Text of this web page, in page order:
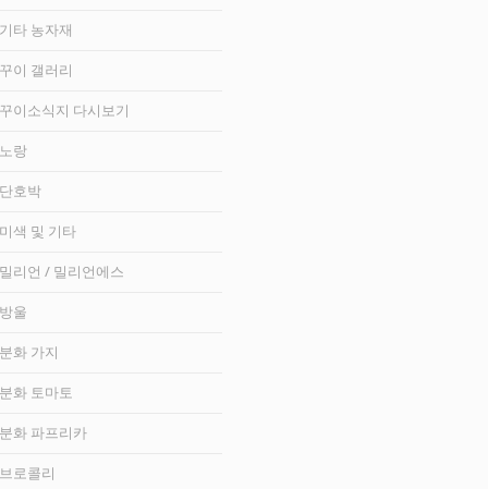
기타 농자재
꾸이 갤러리
꾸이소식지 다시보기
노랑
단호박
미색 및 기타
밀리언 / 밀리언에스
방울
분화 가지
분화 토마토
분화 파프리카
브로콜리